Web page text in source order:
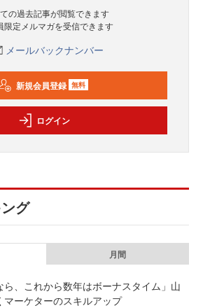
ての過去記事が閲覧できます
限定メルマガを受信できます
メールバックナンバー
新規会員登録 無料
ログイン
グ
月間
ら、これから数年はボーナスタイム」山
マーケターのスキルアップ